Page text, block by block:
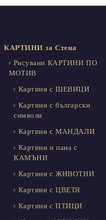
КАРТИНИ за Стена
Рисувани КАРТИНИ ПО
МОТИВ
Картини с ШЕВИЦИ
Картини с български
символи
Картини с МАНДАЛИ
Картини и пана с
КАМЪНИ
Картини с ЖИВОТНИ
Картини с ЦВЕТЯ
Картини с ПТИЦИ